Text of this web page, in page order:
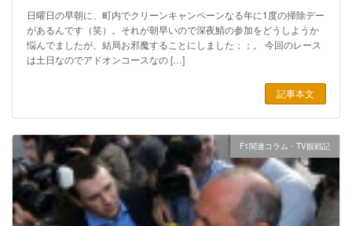
日曜日の早朝に、町内でクリーンキャンペーンなる年に1度の掃除デー
があるんです（笑）。それが朝早いので深夜鯖の参加をどうしようか
悩んでましたが、結局お邪魔することにしました；；。 今回のレース
は土日なのでアドオンコースなの […]
記事本文
F1関連コラム・TV観戦記